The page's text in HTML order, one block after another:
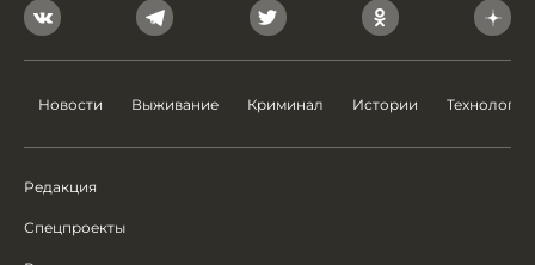
Новости Выживание Криминал Истории Технологии
Редакция
Спецпроекты